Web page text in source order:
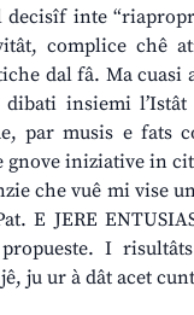
inte
complice chê
dal fâ. Ma cuasi
dibati insiemi
par musis e fats
gnove iniziative in
che vuê mi vise
E JERE
propueste. I
ju ur à dât acet